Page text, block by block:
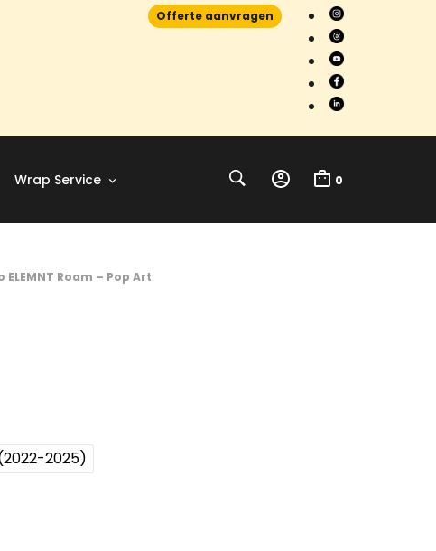
Offerte aanvragen
Wrap Service 0
ELEMNT Roam – Pop Art
2025)